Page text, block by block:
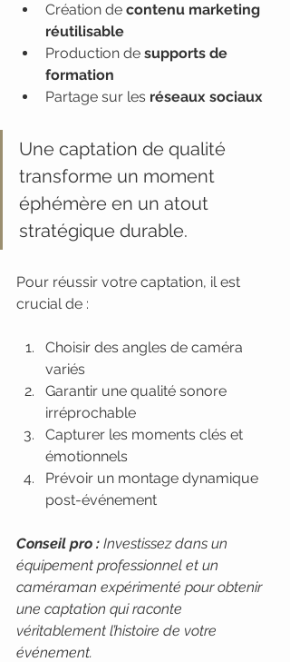
Création de contenu marketing
réutilisable
Production de supports de
formation
Partage sur les réseaux sociaux
Une captation de qualité
transforme un moment
éphémère en un atout
stratégique durable.
Pour réussir votre captation, il est
crucial de :
Choisir des angles de caméra
variés
Garantir une qualité sonore
irréprochable
Capturer les moments clés et
émotionnels
Prévoir un montage dynamique
post-événement
Conseil pro : Investissez dans un
équipement professionnel et un
caméraman expérimenté pour obtenir
une captation qui raconte
véritablement l’histoire de votre
événement.